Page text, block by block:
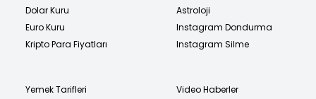
Dolar Kuru
Euro Kuru
Kripto Para Fiyatları
Astroloji
Instagram Dondurma
Instagram Silme
Yemek Tarifleri
Video Haberler